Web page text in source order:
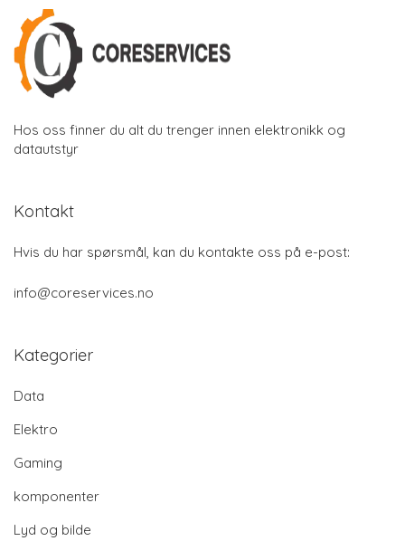
Hos oss finner du alt du trenger innen elektronikk og
datautstyr
Kontakt
Hvis du har spørsmål, kan du kontakte oss på e-post:
info@coreservices.no
Kategorier
Data
Elektro
Gaming
komponenter
Lyd og bilde